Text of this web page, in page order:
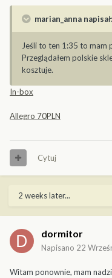
marian_anna napisał:
Jeśli to ten 1:35 to mam
Przeglądałem polskie
kosztuje.
In-box
Allegro 70PLN
Cytuj
2 weeks later...
dormitor
Napisano 22
Witam ponownie, mam